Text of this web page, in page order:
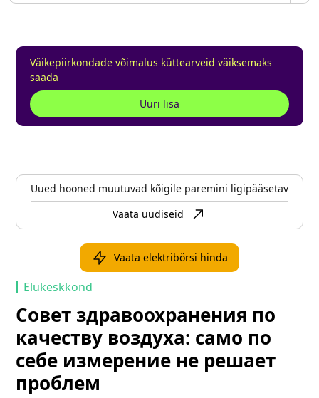
Väikepiirkondade võimalus küttearveid väiksemaks
saada
Uuri lisa
Uued hooned muutuvad kõigile paremini ligipääsetavaks
Vaata uudiseid
Vaata elektribörsi hinda
Elukeskkond
Совет здравоохранения по
качеству воздуха: само по
себе измерение не решает
проблем